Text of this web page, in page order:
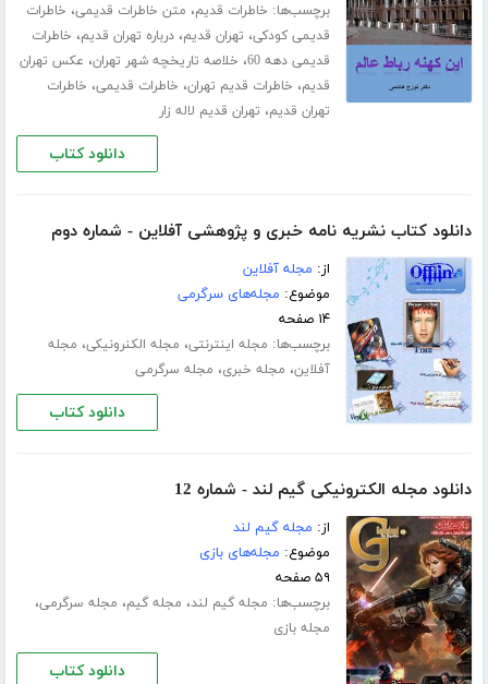
برچسب‌ها: خاطرات قدیم، متن خاطرات قدیمی، خاطرات
قدیمی کودکی، تهران قدیم،درباره تهران قدیم، خاطرات
قدیمی دهه 60
، خلاصه تاریخچه شهر تهران، عکس تهران
قدیم، خاطرات قدیم تهران، خاطرات قدیمی، خاطرات
تهران قدیم، تهران قدیم لاله زار
دانلود کتاب
دانلود کتاب نشریه نامه خبری و پژوهشی آفلاین - شماره دوم
از: مجله آفلاین
موضوع: مجله‌های سرگرمی
۱۴ صفحه
برچسب‌ها: مجله اینترنتی، مجله الکنرونیکی، مجله
آفلاین، مجله خبری، مجله سرگرمی
دانلود کتاب
دانلود مجله الکترونیکی گیم لند - شماره 12
از: مجله گیم لند
موضوع: مجله‌های بازی
۵۹ صفحه
برچسب‌ها: مجله گیم لند، مجله گیم، مجله سرگرمی،
مجله بازی
دانلود کتاب